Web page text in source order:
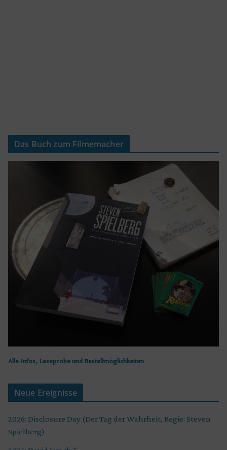
Das Buch zum Filmemacher
Alle Infos, Leseprobe und Bestellmöglichkeiten
Neue Ereignisse
2026: Disclosure Day (Der Tag der Wahrheit, Regie: Steven
Spielberg)